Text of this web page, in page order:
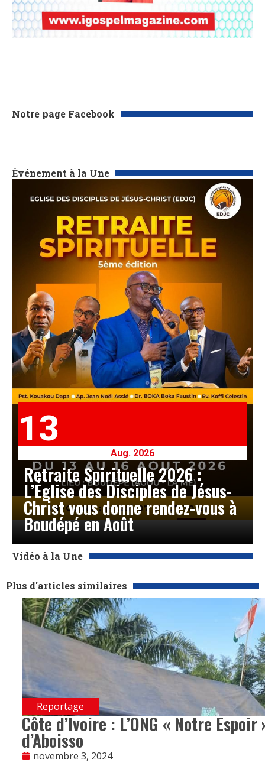
Notre page Facebook
Événement à la Une
13
Aug. 2026
Retraite Spirituelle 2026 :
L’Église des Disciples de Jésus-
Christ vous donne rendez-vous à
Boudépé en Août
Vidéo à la Une
Plus d'articles similaires
Reportage
Côte d’Ivoire : L’ONG « Notre
d’Aboisso
novembre 3, 2024